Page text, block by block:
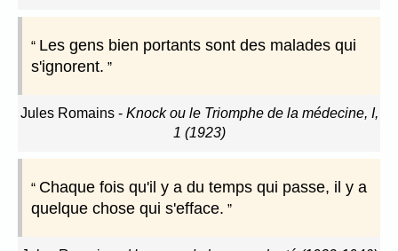
Les gens bien portants sont des malades qui
s'ignorent.
Jules Romains- Knock ou le Triomphe de la médecine, I,
1 (1923)
Chaque fois qu'il y a du temps qui passe, il y a
quelque chose qui s'efface.